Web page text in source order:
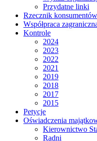
Przydatne linki
Rzecznik konsumentów
Współpraca
Kontrole
2024
2023
2022
2021
2019
2018
2017
2015
Petycje
Oświadczenia
Kierownictwo
Radni